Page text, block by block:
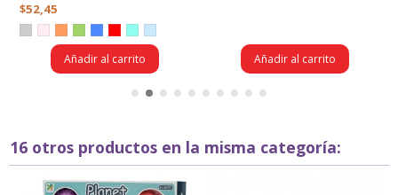
$52,45
Añadir al carrito Añadir al carrito
16 otros productos en la misma categoría: